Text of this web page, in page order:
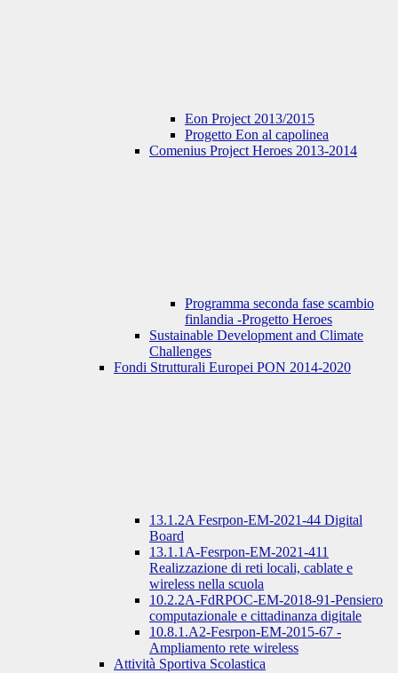
Eon Project 2013/2015
Progetto Eon al capolinea
Comenius Project Heroes 2013-2014
Programma seconda fase scambio
finlandia -Progetto Heroes
Sustainable Development and Climate
Challenges
Fondi Strutturali Europei PON 2014-2020
13.1.2A Fesrpon-EM-2021-44 Digital
Board
13.1.1A-Fesrpon-EM-2021-411
Realizzazione di reti locali, cablate e
wireless nella scuola
10.2.2A-FdRPOC-EM-2018-91-Pensiero
computazionale e cittadinanza digitale
10.8.1.A2-Fesrpon-EM-2015-67 -
Ampliamento rete wireless
Attività Sportiva Scolastica